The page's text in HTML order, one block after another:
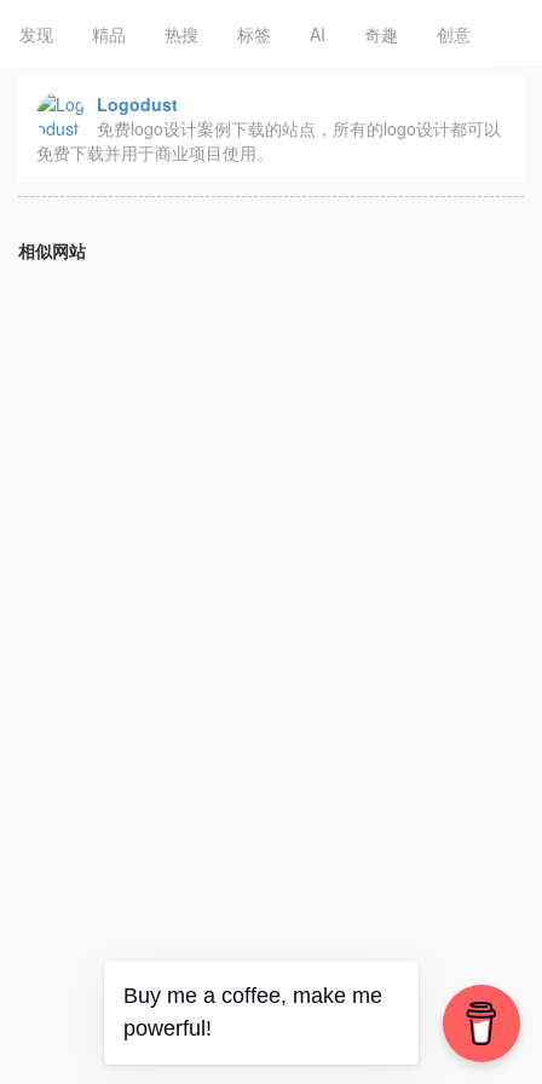
发现 精品 热搜 标签 AI 奇趣 创意
Logodust
免费logo设计案例下载的站点，所有的logo设计都可以
免费下载并用于商业项目使用。
相似网站
Buy me a coffee, make me
powerful!